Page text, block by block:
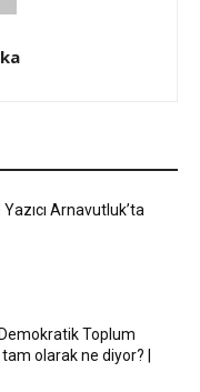
Arnavutluk’ta
Toplum
olarak ne diyor? |